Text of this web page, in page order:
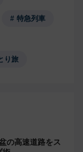
特急列車
り旅
の高速道路をス